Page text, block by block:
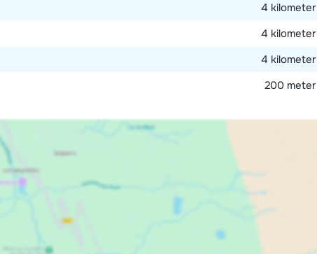
4 kilometer
4 kilometer
4 kilometer
200 meter